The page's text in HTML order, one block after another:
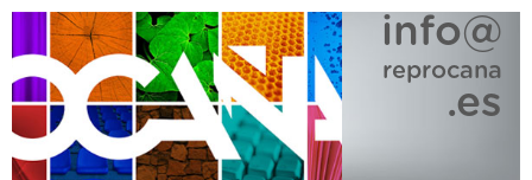
info@
reprocana
.es